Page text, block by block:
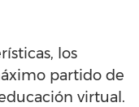
los
partido de
virtual.